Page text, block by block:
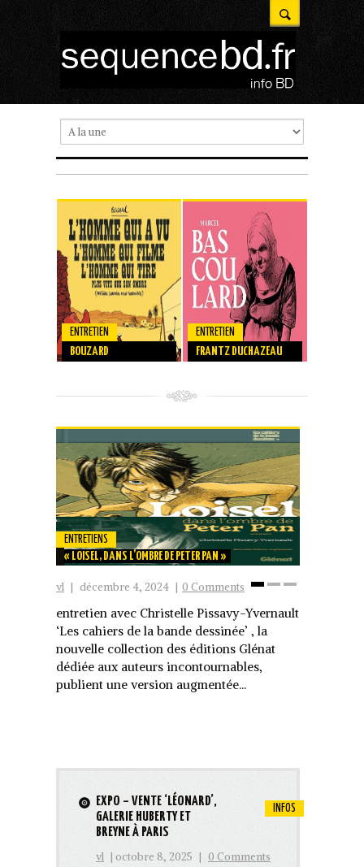
ENTRETIEN
BOUZARD
ENTRETIEN
FRANTZ DUCHAZEAU
ENTRETIENS
« LOISEL, DANS L’OMBRE DE PETER PAN »
vl | décembre 4, 2024 | 0 Comments
entretien avec Christelle Pissavy-Yvernault
‘Les cahiers de la bande dessinée’ , la
nouvelle collection des éditions Glénat
dédiée aux auteurs incontournables,
publient une version augmentée...
EXPO – VENTE ‘LÉONARD’,
GALERIE HUBERTY ET
BREYNE À PARIS
INFOS
vl | octobre 8, 2025 | 0 Comments